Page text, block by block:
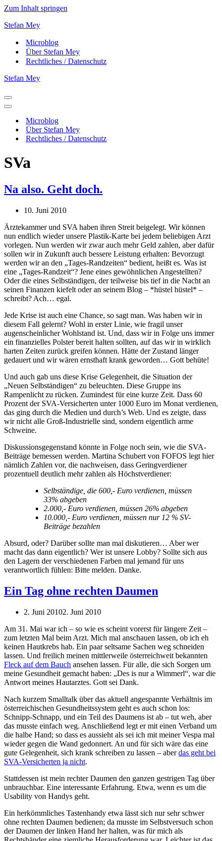
Zum Inhalt springen
Stefan Mey
Microblog
Über Stefan Mey
Rechtliches / Datenschutz
Stefan Mey
Navigationsmenü
Navigationsmenü
Microblog
Über Stefan Mey
Rechtliches / Datenschutz
SVa
Na also. Geht doch.
10. Juni 2010
Ärztekammer und SVA haben ihren Streit beigelegt. Wir können
nun endlich wieder unsere Plastik-Karte bei jedem beliebigen Arzt
vorlegen. Nun werden wir zwar auch mehr Geld zahlen, aber dafür
sollen wir in Zukunft auch bessere Leistung erhalten: Bevorzugt
werden wir an den „Tages-Randzeiten“ bedient, heißt es. Was ist
eine „Tages-Randzeit“? Jene eines gewöhnlichen Angestellten?
Oder die eines Selbständigen, der teilweise bis tief in die Nacht an
seinen Finanzen kiefelt oder an seinem Blog – *hüstel hüstel* –
schreibt? Ach… egal.
Jede Krise ist auch eine Chance, so sagt man. Was haben wir in
diesem Fall gelernt? Wohl in erster Linie, wie fragil unser
augenscheinlicher Wohlstand ist. Und, dass wir in Folge uns immer
ein finanzielles Polster bereit halten sollten, auf das wir in wirklich
harten Zeiten zurück greifen können. Hätte der Zustand länger
gedauert und wir wären ernsthaft krank geworden… Gott behüte!
Und auch gab uns diese Krise Gelegenheit, die Situation der
„Neuen Selbständigen“ zu beleuchten. Diese Gruppe ins
Rampenlicht zu rücken. Zumindest für eine kurze Zeit. Dass 60
Prozent der SVA-Versicherten unter 1000 Euro im Monat verdienen,
das ging durch die Medien und durch’s Web. Und es zeigte, dass
wir nicht alle Groß-Industrielle sind, sondern eigentlich arme
Schweine.
Diskussionsgegenstand könnte in Folge noch sein, wie die SVA-
Beiträge bemessen werden. Martina Schubert von FOFOS legt hier
nämlich Zahlen vor, die nachweisen, dass Geringverdiener
prozentuell deutlich mehr zahlen als Höchstverdiener:
Selbständige, die 600,- Euro verdienen, müssen
33% abgeben
2.000,- Euro verdienen, müssen 26% abgeben
10.000,- Euro verdienen, müssen nur 12 % SV-
Beiträge bezahlen
Absurd, oder? Darüber sollte man mal diskutieren… Aber wer
macht das dann eigentlich? Wer ist unsere Lobby? Sollte sich aus
den Lagern der verschiedenen Farben mal jemand für uns
verantwortlich fühlen: Bitte melden. Danke.
Ein Tag ohne rechten Daumen
2. Juni 20102. Juni 2010
Am 31. Mai war ich – so wie es scheint vorerst für längere Zeit –
zum letzten Mal beim Arzt. Mich mal anschauen lassen, ob ich eh
keinen Hautkrebs hab. Ein paar seltsame Sachen weg schneiden
lassen. Und freilich meinen mittlerweile österreichweit bekannten
Fleck auf dem Bauch ansehen lassen. Für alle, die sich Sorgen um
meine Gesundheit gemacht haben: „Des is nur a Wimmerl“, war die
Antwort meines Hautarztes. Gott sei Dank.
Nach kurzem Smalltalk über das aktuell angespannte Verhältnis im
österreichischen Gesundheitssystem geht es auch schon los:
Schnipp-Schnapp, und ein Teil des Daumens ist ab – tut weh, aber
das musste einfach weg. Anschließend legt er mit einen Verband um
die halbe Hand; so dass es aussieht als sei ich mit meiner Vespa mal
wieder gegen die Wand gedonnert. An und für sich wäre das eine
gute Gelegenheit, sich krank schreiben zu lassen – aberdas geht bei
SVA-Versicherten ja nicht.
Stattdessen ist mein rechter Daumen den ganzen gestrigen Tag über
unbrauchbar. Eine interessante Erfahrung. Etwa, wenn es um die
Usability von Handys geht.
Ein herkömmliches Tastenhandy etwa lässt sich nur sehr schwer
ohne rechten Daumen bedienen; da musste im Selbstversuch schon
der Daumen der linken Hand her halten, was für mich als